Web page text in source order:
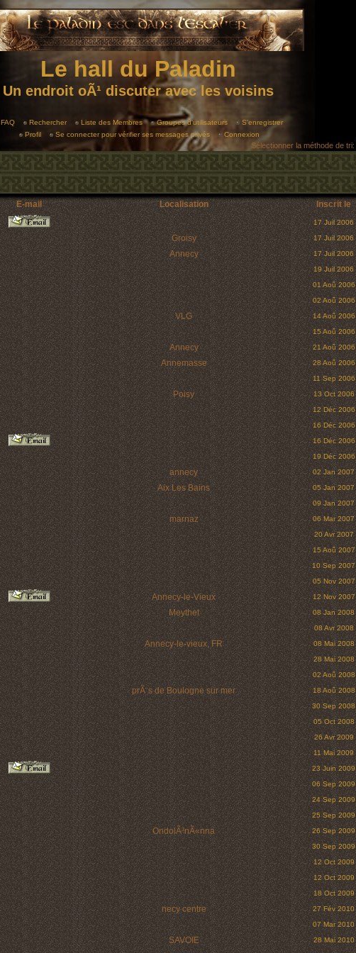
Le hall du Paladin
Un endroit oÃ¹ discuter avec les voisins
FAQ Rechercher Liste des Membres Groupes d'utilisateurs
S'enregistrer
Profil
Se connecter pour vérifier ses messages privés Connexion
Sélectionner la méthode de tri:
E-mail Localisation Inscrit le
17 Juil 2006
Groisy 17 Juil 2006
Annecy 17 Juil 2006
19 Juil 2006
01 Aoû 2006
02 Aoû 2006
VLG 14 Aoû 2006
15 Aoû 2006
Annecy 21 Aoû 2006
Annemasse 28 Aoû 2006
11 Sep 2006
Poisy 13 Oct 2006
12 Déc 2006
16 Déc 2006
16 Déc 2006
19 Déc 2006
annecy 02 Jan 2007
Aix Les Bains 05 Jan 2007
09 Jan 2007
marnaz 06 Mar 2007
20 Avr 2007
15 Aoû 2007
10 Sep 2007
05 Nov 2007
Annecy-le-Vieux 12 Nov 2007
Meythet 08 Jan 2008
08 Avr 2008
Annecy-le-vieux, FR 08 Mai 2008
28 Mai 2008
02 Aoû 2008
prÃ¨s de Boulogne sur mer 18 Aoû 2008
30 Sep 2008
05 Oct 2008
26 Avr 2009
11 Mai 2009
23 Juin 2009
06 Sep 2009
24 Sep 2009
25 Sep 2009
OndolÃ³nÃ«nna 26 Sep 2009
30 Sep 2009
12 Oct 2009
12 Oct 2009
18 Oct 2009
necy centre 27 Fév 2010
07 Mar 2010
SAVOIE 28 Mai 2010